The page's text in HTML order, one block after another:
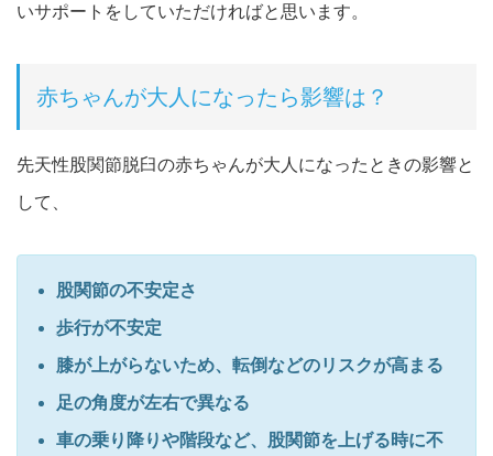
いサポートをしていただければと思います。
赤ちゃんが大人になったら影響は？
先天性股関節脱臼の赤ちゃんが大人になったときの影響と
して、
股関節の不安定さ
歩行が不安定
膝が上がらないため、転倒などのリスクが高まる
足の角度が左右で異なる
車の乗り降りや階段など、股関節を上げる時に不